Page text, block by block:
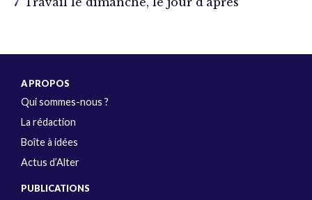
A PROPOS
Qui sommes-nous ?
La rédaction
Boîte à idées
Actus d’Alter
PUBLICATIONS